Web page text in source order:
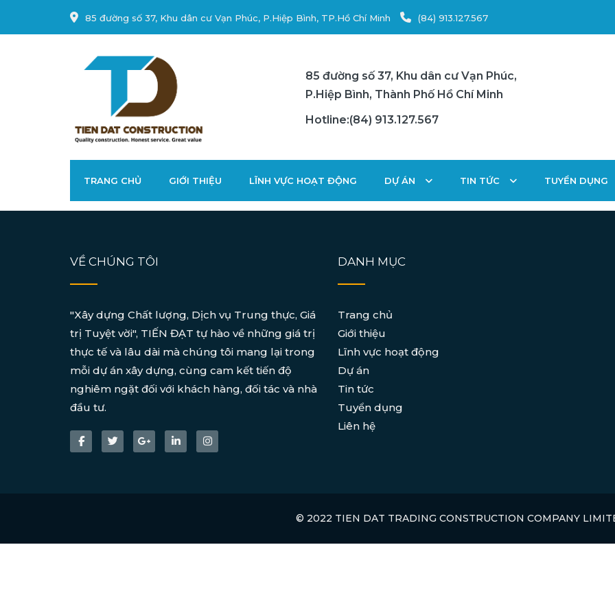
85 đường số 37, Khu dân cư Vạn Phúc, P.Hiệp Bình, TP.Hồ Chí Minh (84) 913.127.567
85 đường số 37, Khu dân cư Vạn Phúc,
P.Hiệp Bình, Thành Phố Hồ Chí Minh
Hotline:(84) 913.127.567
TRANG CHỦ GIỚI THIỆU LĨNH VỰC HOẠT ĐỘNG DỰ ÁN TIN TỨC TUYỂN DỤNG
VỀ CHÚNG TÔI
"Xây dựng Chất lượng, Dịch vụ Trung thực, Giá
trị Tuyệt vời", TIẾN ĐẠT tự hào về những giá trị
thực tế và lâu dài mà chúng tôi mang lại trong
mỗi dự án xây dựng, cùng cam kết tiến độ
nghiêm ngặt đối với khách hàng, đối tác và nhà
đầu tư.
DANH MỤC
Trang chủ
Giới thiệu
Lĩnh vực hoạt động
Dự án
Tin tức
Tuyển dụng
Liên hệ
© 2022 TIEN DAT TRADING CONSTRUCTION COMPANY